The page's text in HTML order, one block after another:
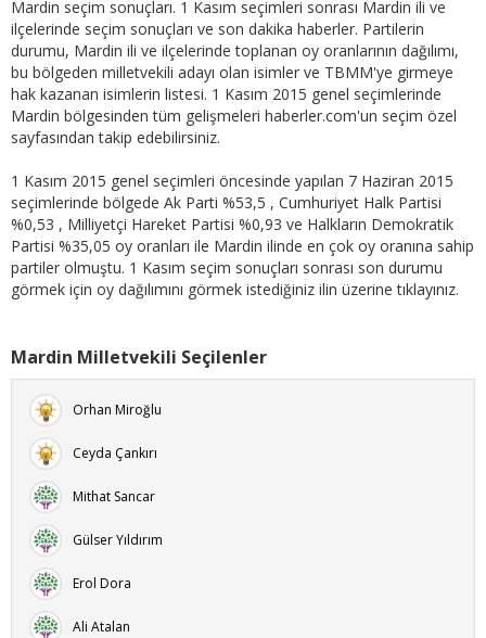
Mardin seçim sonuçları. 1 Kasım seçimleri sonrası Mardin ili ve
ilçelerinde seçim sonuçları ve son dakika haberler. Partilerin
durumu, Mardin ili ve ilçelerinde toplanan oy oranlarının dağılımı,
bu bölgeden milletvekili adayı olan isimler ve TBMM'ye girmeye
hak kazanan isimlerin listesi. 1 Kasım 2015 genel seçimlerinde
Mardin bölgesinden tüm gelişmeleri haberler.com'un seçim özel
sayfasından takip edebilirsiniz.
1 Kasım 2015 genel seçimleri öncesinde yapılan 7 Haziran 2015
seçimlerinde bölgede Ak Parti %53,5 , Cumhuriyet Halk Partisi
%0,53 , Milliyetçi Hareket Partisi %0,93 ve Halkların Demokratik
Partisi %35,05 oy oranları ile Mardin ilinde en çok oy oranına sahip
partiler olmuştu. 1 Kasım seçim sonuçları sonrası son durumu
görmek için oy dağılımını görmek istediğiniz ilin üzerine tıklayınız.
Mardin Milletvekili Seçilenler
Orhan Miroğlu
Ceyda Çankırı
Mithat Sancar
Gülser Yıldırım
Erol Dora
Ali Atalan